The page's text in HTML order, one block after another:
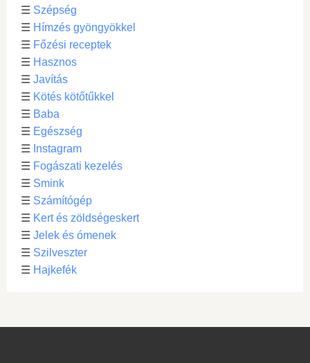
☰ Szépség
☰ Hímzés gyöngyökkel
☰ Főzési receptek
☰ Hasznos
☰ Javítás
☰ Kötés kötőtűkkel
☰ Baba
☰ Egészség
☰ Instagram
☰ Fogászati kezelés
☰ Smink
☰ Számítógép
☰ Kert és zöldségeskert
☰ Jelek és ómenek
☰ Szilveszter
☰ Hajkefék